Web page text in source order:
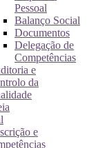
Pessoal
Balanço Social
Documentos
Delegação de
Competências
e
da
e